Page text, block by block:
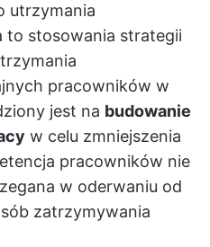
utrzymania
to stosowania strategii
pracowników w
jest na budowanie
w celu zmniejszenia
pracowników nie
w oderwaniu od
zatrzymywania